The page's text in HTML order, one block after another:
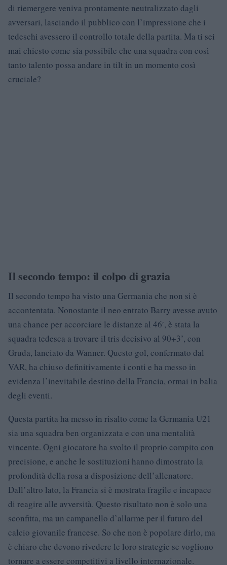
di riemergere veniva prontamente neutralizzato dagli
avversari, lasciando il pubblico con l’impressione che i
tedeschi avessero il controllo totale della partita. Ma ti sei
mai chiesto come sia possibile che una squadra con così
tanto talento possa andare in tilt in un momento così
cruciale?
Il secondo tempo: il colpo di grazia
Il secondo tempo ha visto una Germania che non si è
accontentata. Nonostante il neo entrato Barry avesse avuto
una chance per accorciare le distanze al 46′, è stata la
squadra tedesca a trovare il tris decisivo al 90+3’, con
Gruda, lanciato da Wanner. Questo gol, confermato dal
VAR, ha chiuso definitivamente i conti e ha messo in
evidenza l’inevitabile destino della Francia, ormai in balia
degli eventi.
Questa partita ha messo in risalto come la Germania U21
sia una squadra ben organizzata e con una mentalità
vincente. Ogni giocatore ha svolto il proprio compito con
precisione, e anche le sostituzioni hanno dimostrato la
profondità della rosa a disposizione dell’allenatore.
Dall’altro lato, la Francia si è mostrata fragile e incapace
di reagire alle avversità. Questo risultato non è solo una
sconfitta, ma un campanello d’allarme per il futuro del
calcio giovanile francese. So che non è popolare dirlo, ma
è chiaro che devono rivedere le loro strategie se vogliono
tornare a essere competitivi a livello internazionale.